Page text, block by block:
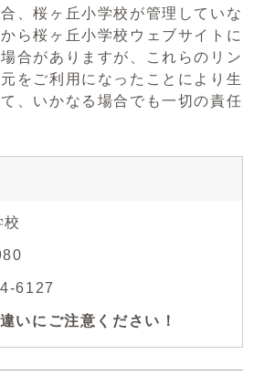
、桜ヶ丘小学校が管理していな
ら桜ヶ丘小学校ウェブサイトに
合がありますが、これらのリン
をご利用になったことにより生
、いかなる場合でも一切の責任
6127
いにご注意ください！